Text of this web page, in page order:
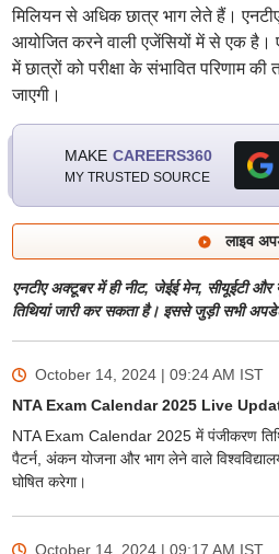
मिलियन से अधिक छात्र भाग लेते हैं। एनटीए
आयोजित करने वाली एजेंसियों में से एक है।
में छात्रों को परीक्षा के संभावित परिणाम की
जाएगी।
MAKE CAREERS360
MY TRUSTED SOURCE
लाइव
एनटीए अक्टूबर में ही नीट, जेईई मेन, सीयूईटी और
तिथियां जारी कर सकता है। इससे जुड़ी सभी
October 14, 2024 | 09:24 AM IST
NTA Exam Calendar 2025 Live
NTA Exam Calendar 2025 में पंजीकरण तिथि,
पैटर्न, अंकन योजना और भाग लेने वाले
घोषित करेगा।
October 14, 2024 | 09:17 AM IST